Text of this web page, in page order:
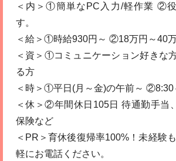
＜内＞①簡単なPC入力/軽作業 ②
す。
＜給＞①時給930円～ ②18万円～40
＜資＞①コミュニケーション好きな
る方
＜時＞①平日(月～金)の午前～ ②8:30
＜休＞②年間休日105日 待通勤手当
保険など
＜PR＞育休後復帰率100%！未経験
軽にお電話ください。